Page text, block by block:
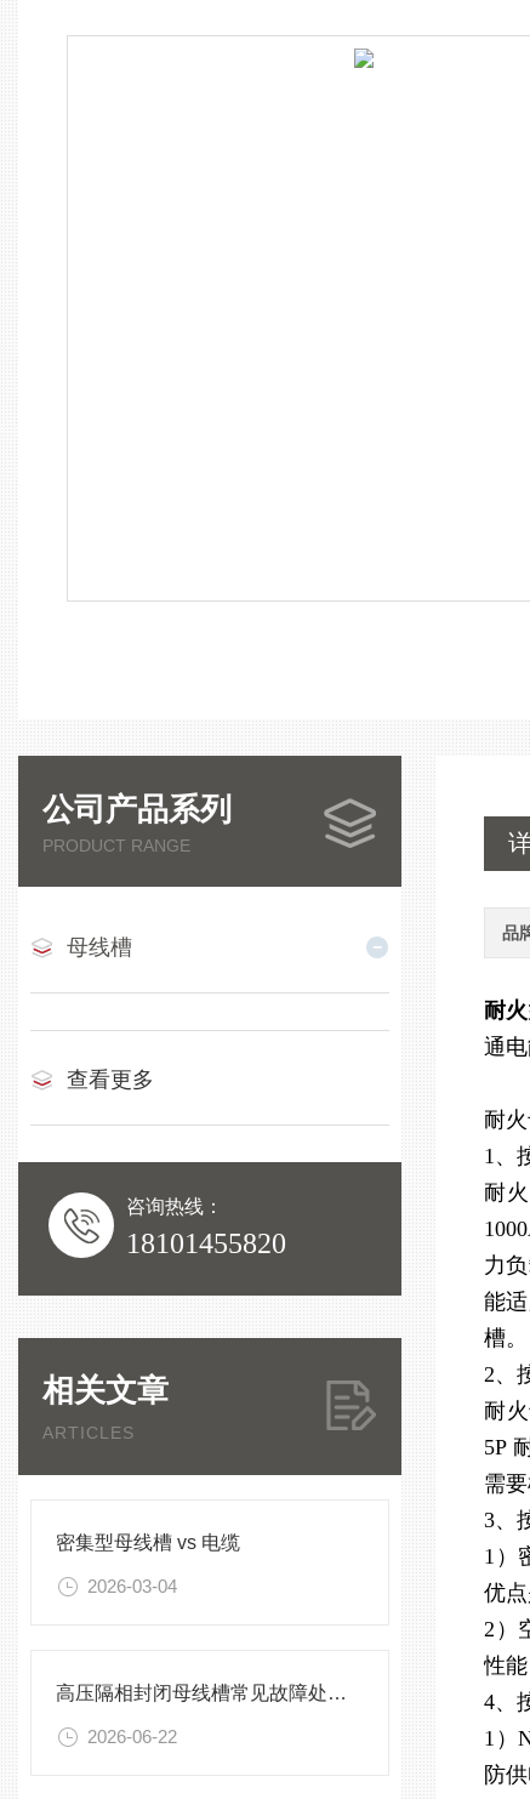
公司产品系列
PRODUCT RANGE
母线槽
查看更多
咨询热线：
18101455820
相关文章
ARTICLES
密集型母线槽 vs 电缆
2026-03-04
高压隔相封闭母线槽常见故障处理方案
2026-06-22
品
耐
通
耐
1、
耐
力
能
槽。
2、
耐
5P
需
3、
1）
优
2）
性
4、
1）
防